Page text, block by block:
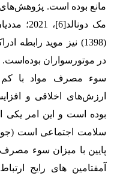
مانع بوده است. پژوهش‌های
مک دونالد[6]
(1398) نیز موید
در موتورسواران بوده‌است.
سوء مصرف مواد با
ارزش‌های اخلاقی و
بوده است و این امر یکی
پایین با میزان سوء
آمفتامین های رایج